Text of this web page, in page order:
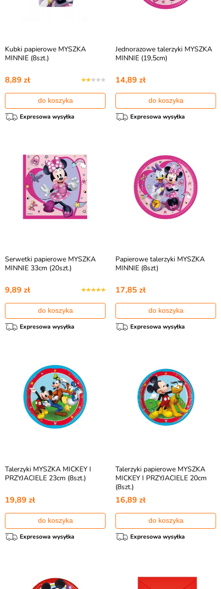
Kubki papierowe MYSZKA
MINNIE (8szt.)
8,89 zł
do koszyka
Expresowa wysyłka
Jednorazowe talerzyki MYSZKA
MINNIE (19,5cm)
14,89 zł
do koszyka
Expresowa wysyłka
Serwetki papierowe MYSZKA
MINNIE 33cm (20szt.)
9,89 zł
do koszyka
Expresowa wysyłka
Papierowe talerzyki MYSZKA
MINNIE (8szt)
17,85 zł
do koszyka
Expresowa wysyłka
Talerzyki MYSZKA MICKEY I
PRZYJACIELE 23cm (8szt.)
19,89 zł
do koszyka
Expresowa wysyłka
Talerzyki papierowe MYSZKA
MICKEY I PRZYJACIELE 20cm
(8szt.)
16,89 zł
do koszyka
Expresowa wysyłka